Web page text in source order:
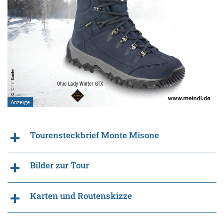
Tourensteckbrief Monte Misone
Bilder zur Tour
Karten und Routenskizze